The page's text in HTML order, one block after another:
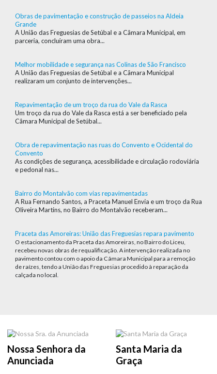
Obras de pavimentação e construção de passeios na Aldeia
Grande
A União das Freguesias de Setúbal e a Câmara Municipal, em
parceria, concluíram uma obra...
Melhor mobilidade e segurança nas Colinas de São Francisco
A União das Freguesias de Setúbal e a Câmara Municipal
realizaram um conjunto de intervenções...
Repavimentação de um troço da rua do Vale da Rasca
Um troço da rua do Vale da Rasca está a ser beneficiado pela
Câmara Municipal de Setúbal...
Obra de repavimentação nas ruas do Convento e Ocidental do
Convento
As condições de segurança, acessibilidade e circulação rodoviária
e pedonal nas...
Bairro do Montalvão com vias repavimentadas
A Rua Fernando Santos, a Praceta Manuel Envia e um troço da Rua
Oliveira Martins, no Bairro do Montalvão receberam...
Praceta das Amoreiras: União das Freguesias repara pavimento
O estacionamento da Praceta das Amoreiras, no Bairro do Liceu,
recebeu novas obras de requalificação. A intervenção realizada no
pavimento contou com o apoio da Câmara Municipal para a remoção
de raízes, tendo a União das Freguesias procedido à reparação da
calçada no local.
Nossa Senhora da
Anunciada
Santa Maria da
Graça